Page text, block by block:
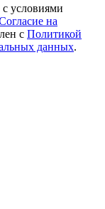
условиями
на
с Политикой
данных.